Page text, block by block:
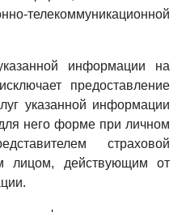
телекоммуникационной
информации на
предоставление
указанной информации
него форме при личном
страховой
лицом, действующим от